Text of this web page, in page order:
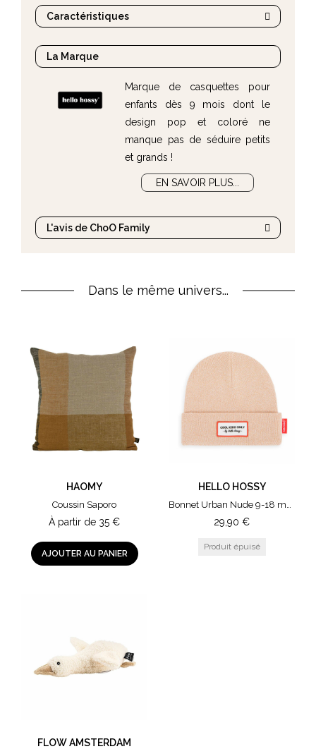
pourrez parfaitement l'ajuster à la tête de votre
Caractéristiques
La Marque
Marque de casquettes pour
enfants dès 9 mois dont le
design pop et coloré ne
manque pas de séduire petits
et grands !
EN SAVOIR PLUS...
L'avis de ChoO Family
Dans le même univers...
HAOMY
Coussin Saporo
À partir de 35 €
AJOUTER AU PANIER
HELLO HOSSY
Bonnet Urban Nude 9-18 mois
29,90 €
FLOW AMSTERDAM